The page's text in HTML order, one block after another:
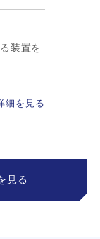
装置を
細を見る
見る